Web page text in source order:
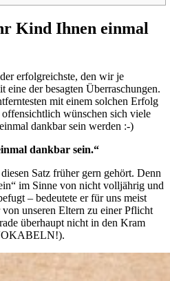
Kind Ihnen einmal
erfolgreichste, den wir je
der besagten Überraschungen.
mit einem solchen Erfolg
wünschen sich viele
dankbar sein werden :-)
dankbar sein.“
Satz früher gern gehört. Denn
im Sinne von nicht volljährig und
– bedeutete er für uns meist
unseren Eltern zu einer Pflicht
überhaupt nicht in den Kram